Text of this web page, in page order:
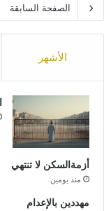
الصفحة السابقة
الأشهر
أزمةالسكن لا تنتهي
منذ يومين
مهددين بالإعدام